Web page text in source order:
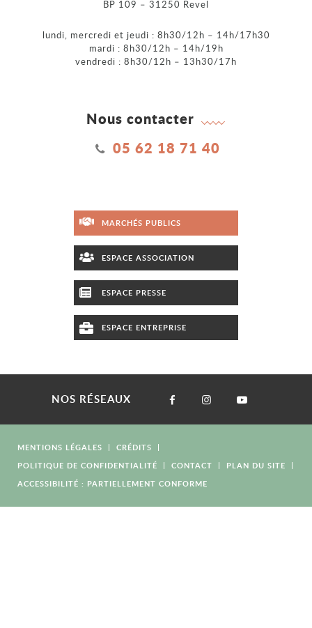
BP 109 – 31250 Revel
lundi, mercredi et jeudi : 8h30/12h – 14h/17h30
mardi : 8h30/12h – 14h/19h
vendredi : 8h30/12h – 13h30/17h
Nous contacter
05 62 18 71 40
MARCHÉS PUBLICS
ESPACE ASSOCIATION
ESPACE PRESSE
ESPACE ENTREPRISE
NOS RÉSEAUX
MENTIONS LÉGALES
CRÉDITS
POLITIQUE DE CONFIDENTIALITÉ
CONTACT
PLAN DU SITE
ACCESSIBILITÉ : PARTIELLEMENT CONFORME